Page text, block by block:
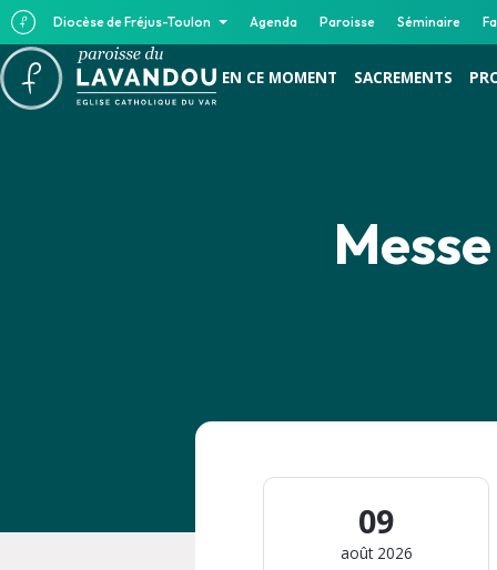
Diocèse de Fréjus-Toulon Agenda Paroisse Séminaire
EN CE MOMENT SACREMENTS
09
août 2026